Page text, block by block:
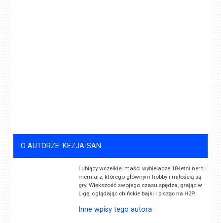
O AUTORZE: KEZJA-SAN
Lubiący wszelkiej maści wybielacze 18-letni nerd i
memiarz, którego głównym hobby i miłością są
gry. Większość swojego czasu spędza, grając w
Ligę, oglądając chińskie bajki i pisząc na H2P.
Inne wpisy tego autora